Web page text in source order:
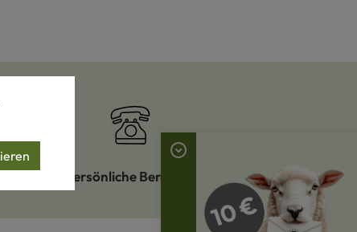
Persönliche Beratung